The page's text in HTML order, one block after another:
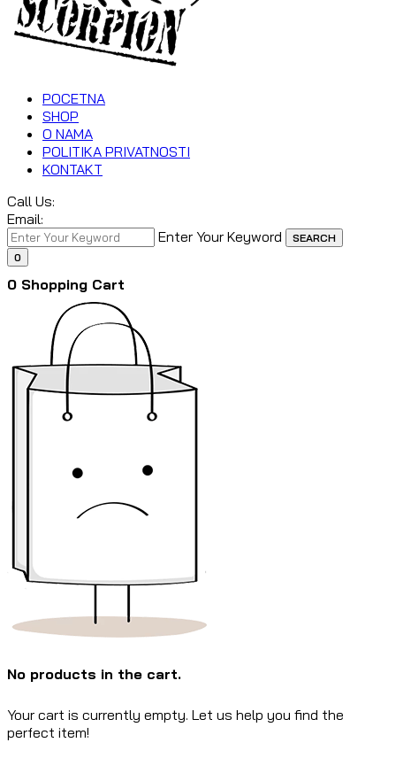
POCETNA
SHOP
O NAMA
POLITIKA PRIVATNOSTI
KONTAKT
Call Us:
Email:
Enter Your Keyword
SEARCH
0
0 Shopping Cart
No products in the cart.
Your cart is currently empty. Let us help you find the
perfect item!